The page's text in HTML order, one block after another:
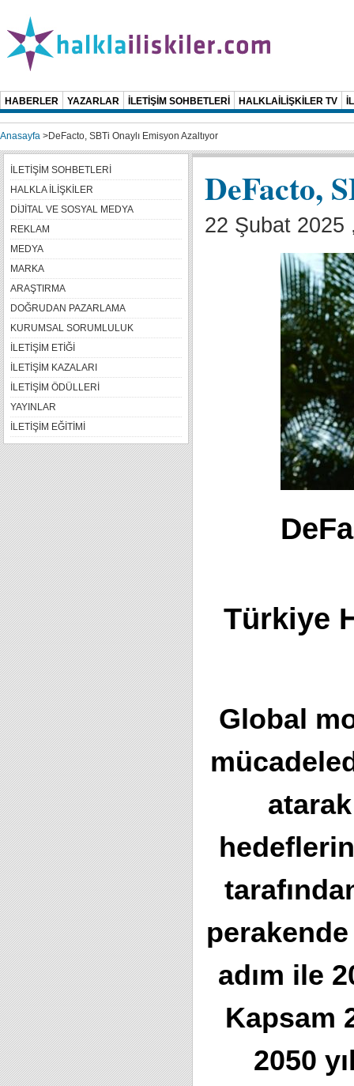
HABERLER YAZARLAR İLETİŞİM SOHBETLERİ HALKLAİLİŞKİLER TV
Anasayfa >DeFacto, SBTi Onaylı Emisyon Azaltıyor
DeFacto,
22 Şubat 2025
Türkiye
Global
adım ile
Kapsam
2050
İLETİŞİM SOHBETLERİ
HALKLA İLİŞKİLER
DİJİTAL VE SOSYAL MEDYA
REKLAM
MEDYA
MARKA
ARAŞTIRMA
DOĞRUDAN PAZARLAMA
KURUMSAL SORUMLULUK
İLETİŞİM ETİĞİ
İLETİŞİM KAZALARI
İLETİŞİM ÖDÜLLERİ
YAYINLAR
İLETİŞİM EĞİTİMİ